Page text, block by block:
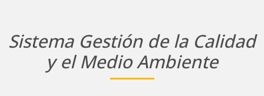
Sistema Gestión de la Calidad
y el Medio Ambiente